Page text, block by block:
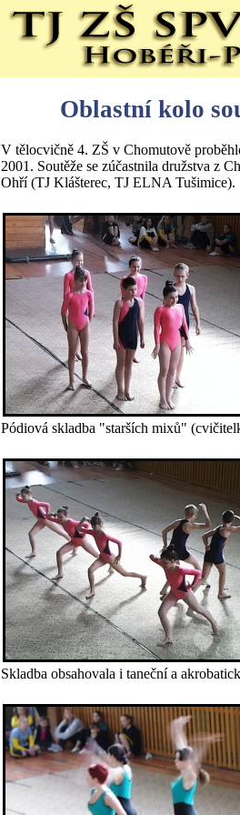
Oblastní kolo
V tělocvičně 4. ZŠ v Chomutově
2001. Soutěže se zúčastnila družstva z
Ohří (TJ Klášterec, TJ ELNA Tušimice).
Pódiová skladba "starších mixů"
Skladba obsahovala i taneční a